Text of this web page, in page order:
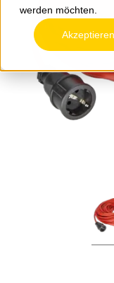
werden möchten.
Akzeptieren